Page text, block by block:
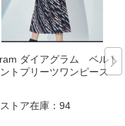
ダイアグラム ベルト
トプリーツワンピース 3
トア在庫： 94